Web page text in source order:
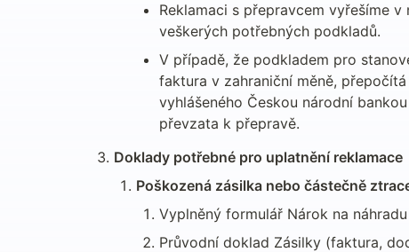
Reklamaci s přepravcem vyřešíme
veškerých potřebných podkladů.
V případě, že podkladem pro
faktura v zahraniční měně,
vyhlášeného Českou národní
převzata k přepravě.
Doklady potřebné pro uplatnění reklamace
Poškozená zásilka nebo částečně
Vyplněný formulář Nárok na
Průvodní doklad Zásilky (faktura,